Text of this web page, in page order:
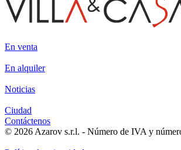
En venta
En alquiler
Noticias
Ciudad
Contáctenos
© 2026 Azarov s.r.l. - Número de IVA y